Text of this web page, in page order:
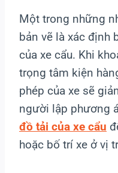
Một trong những
bản vẽ là xác định
của xe cẩu. Khi
trọng tâm kiện
phép của xe sẽ
người lập phương
đồ tải của xe cẩu
hoặc bố trí xe ở vị